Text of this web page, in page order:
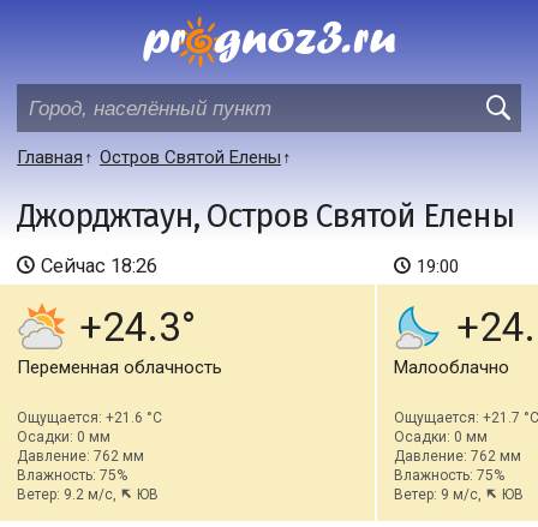
Главная Остров Святой Елены
Джорджтаун, Остров Святой Елены
Сейчас 18:26
+24.3
Переменная облачность
Ощущается: +21.6 °C
Осадки: 0 мм
Давление: 762 мм
Влажность: 75%
Ветер: 9.2 м/с,
ЮВ
19:00
Малооблачно
Ощущается: +21.7 °C
Осадки: 0 мм
Давление: 762 мм
Влажность: 75%
Ветер: 9 м/с,
ЮВ